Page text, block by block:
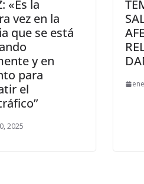
«Es la
vez en la
que se está
y en
para
el
2025